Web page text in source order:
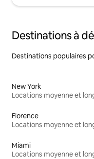
Destinations à
Destinations populaires
New York
Florence
Miami